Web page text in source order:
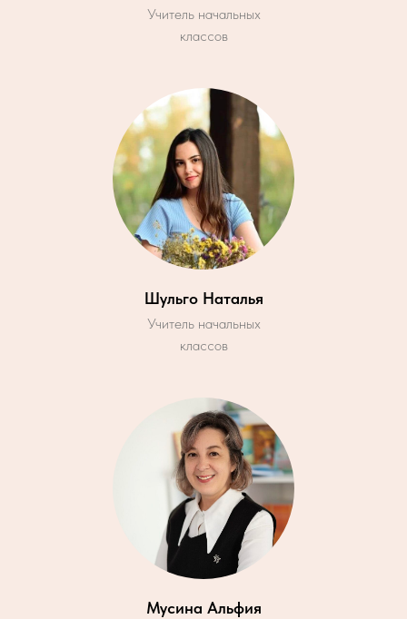
Учитель начальных
классов
Шульго Наталья
Учитель начальных
классов
Мусина Альфия